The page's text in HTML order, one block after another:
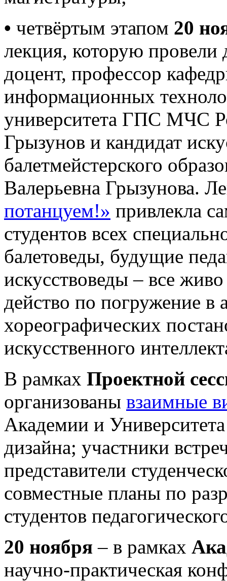
• четвёртым этапом 20
лекция, которую провели
доцент, профессор
информационных
университета ГПС МЧС
Грызунов и кандидат
балетмейстерского
Валерьевна Грызунова.
потанцуем!» привлекла
студентов всех
балетоведы, будущие
искусствоведы – все
действо по погружение в
хореографических
искусственного
В рамках Проектной
организованы взаимные
Академии и
дизайна; участники
представители
совместные планы по
студентов
20 ноября – в рамках
научно-практическая